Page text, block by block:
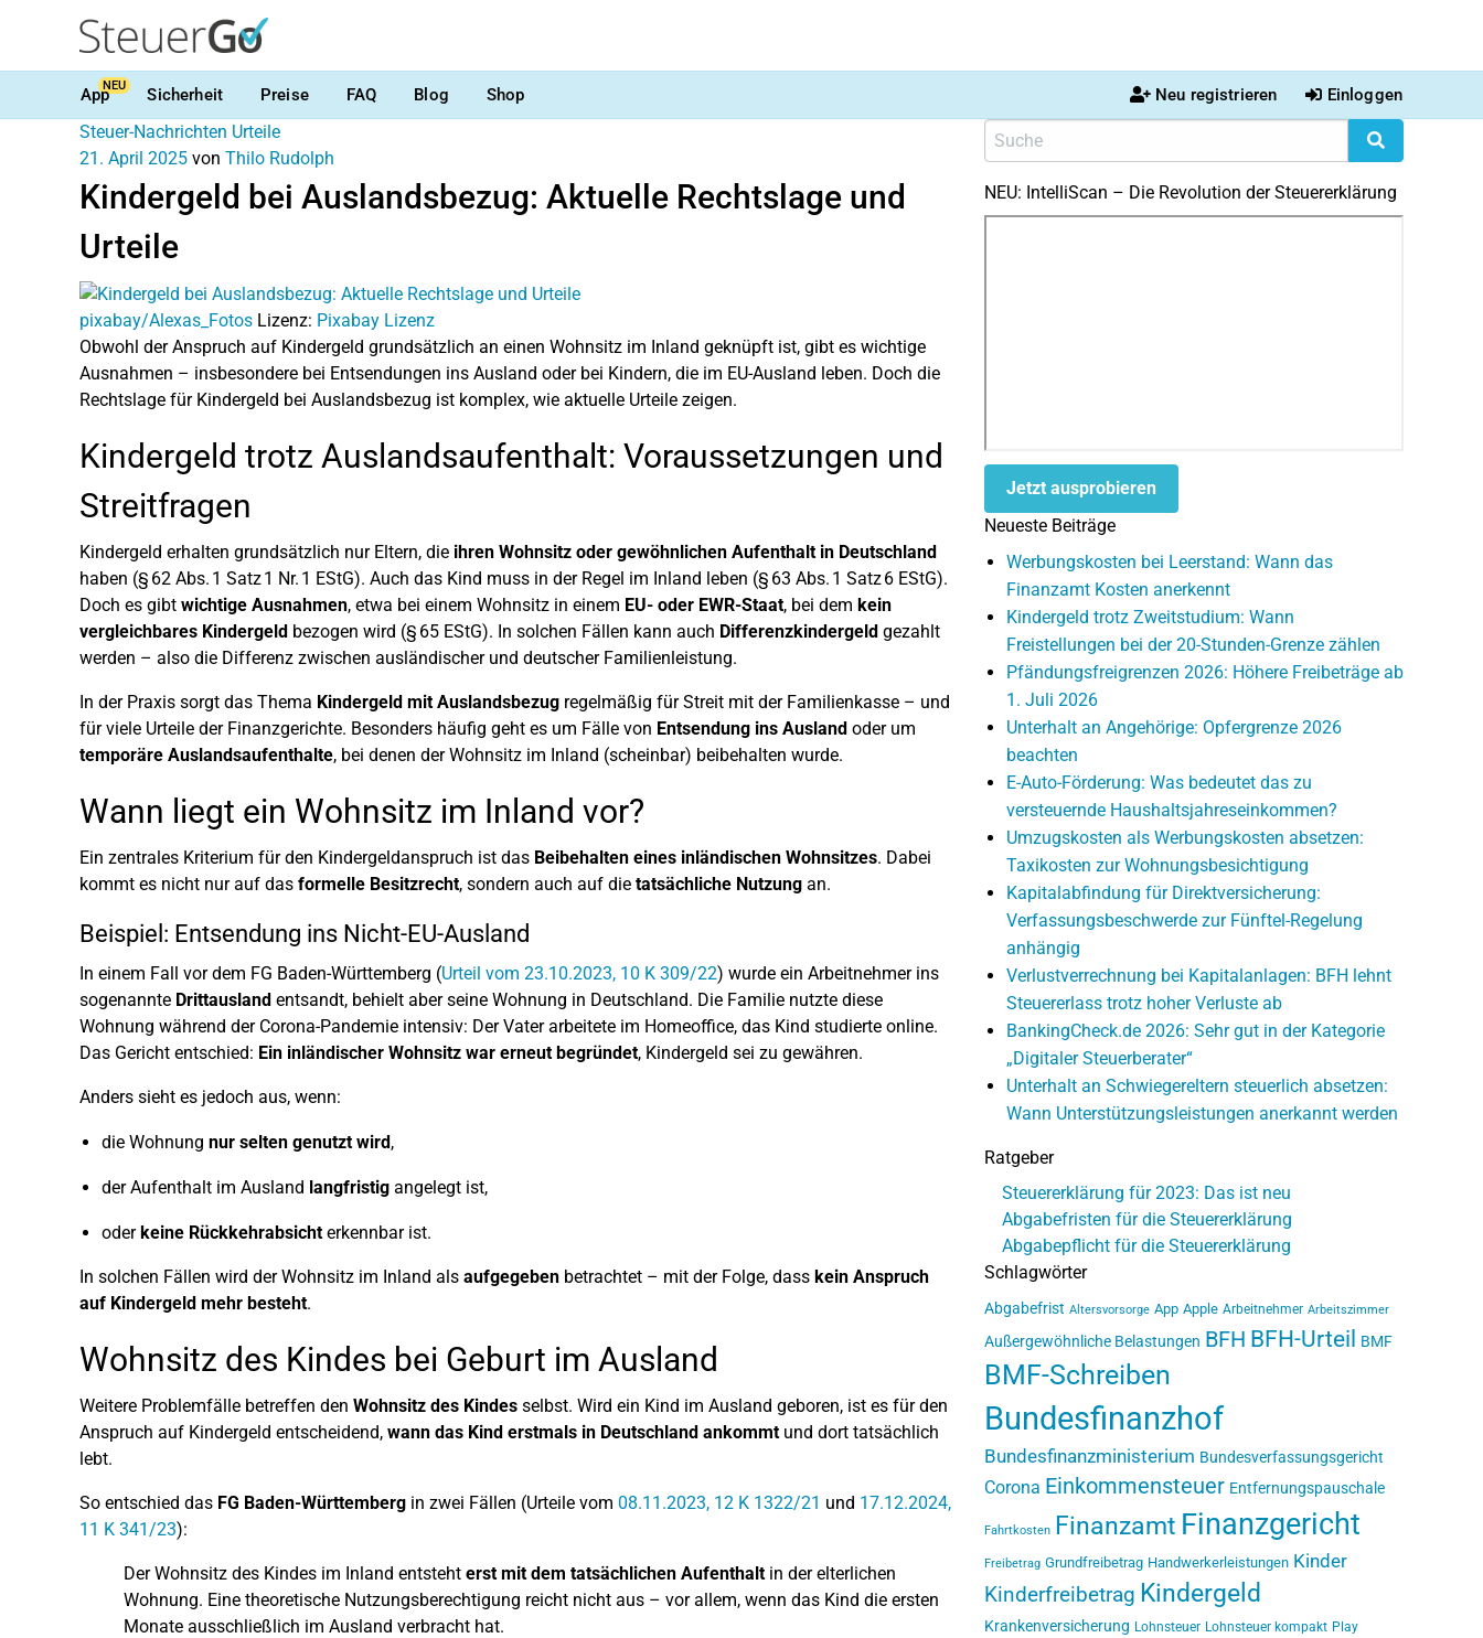
AppNEU Sicherheit Preise FAQ Blog Shop Neu registrieren Einloggen
Steuer-Nachrichten Urteile
21. April 2025 von Thilo Rudolph
Kindergeld bei Auslandsbezug: Aktuelle Rechtslage und
Urteile
pixabay/Alexas_Fotos Lizenz: Pixabay Lizenz
Obwohl der Anspruch auf Kindergeld grundsätzlich an einen Wohnsitz im Inland geknüpft ist, gibt es wichtige
Ausnahmen – insbesondere bei Entsendungen ins Ausland oder bei Kindern, die im EU-Ausland leben. Doch die
Rechtslage für Kindergeld bei Auslandsbezug ist komplex, wie aktuelle Urteile zeigen.
Kindergeld trotz Auslandsaufenthalt: Voraussetzungen und
Streitfragen
Kindergeld erhalten grundsätzlich nur Eltern, die ihren Wohnsitz oder gewöhnlichen Aufenthalt in Deutschland
haben (§ 62 Abs. 1 Satz 1 Nr. 1 EStG). Auch das Kind muss in der Regel im Inland leben (§ 63 Abs. 1 Satz 6 EStG).
Doch es gibt wichtige Ausnahmen, etwa bei einem Wohnsitz in einem EU- oder EWR-Staat, bei dem kein
vergleichbares Kindergeld bezogen wird (§ 65 EStG). In solchen Fällen kann auch Differenzkindergeld gezahlt
werden – also die Differenz zwischen ausländischer und deutscher Familienleistung.
In der Praxis sorgt das Thema Kindergeld mit Auslandsbezug regelmäßig für Streit mit der Familienkasse – und
für viele Urteile der Finanzgerichte. Besonders häufig geht es um Fälle von Entsendung ins Ausland oder um
temporäre Auslandsaufenthalte, bei denen der Wohnsitz im Inland (scheinbar) beibehalten wurde.
Wann liegt ein Wohnsitz im Inland vor?
Ein zentrales Kriterium für den Kindergeldanspruch ist das Beibehalten eines inländischen Wohnsitzes. Dabei
kommt es nicht nur auf das formelle Besitzrecht, sondern auch auf die tatsächliche Nutzung an.
Beispiel: Entsendung ins Nicht-EU-Ausland
In einem Fall vor dem FG Baden-Württemberg (Urteil vom 23.10.2023, 10 K 309/22) wurde ein Arbeitnehmer ins
sogenannte Drittausland entsandt, behielt aber seine Wohnung in Deutschland. Die Familie nutzte diese
Wohnung während der Corona-Pandemie intensiv: Der Vater arbeitete im Homeoffice, das Kind studierte online.
Das Gericht entschied: Ein inländischer Wohnsitz war erneut begründet, Kindergeld sei zu gewähren.
Anders sieht es jedoch aus, wenn:
die Wohnung nur selten genutzt wird,
der Aufenthalt im Ausland langfristig angelegt ist,
oderkeine Rückkehrabsichterkennbar ist.
In solchen Fällen wird der Wohnsitz im Inland als aufgegeben betrachtet – mit der Folge, dass kein Anspruch
auf Kindergeld mehr besteht.
Wohnsitz des Kindes bei Geburt im Ausland
Weitere Problemfälle betreffen den Wohnsitz des Kindes selbst. Wird ein Kind im Ausland geboren, ist es für den
Anspruch auf Kindergeld entscheidend, wann das Kind erstmals in Deutschland ankommtund dort tatsächlich
lebt.
So entschied das FG Baden-Württemberg in zwei Fällen (Urteile vom 08.11.2023, 12 K 1322/21 und 17.12.2024,
11 K 341/23):
Der Wohnsitz des Kindes im Inland entsteht erst mit dem tatsächlichen Aufenthaltin der elterlichen
Wohnung. Eine theoretische Nutzungsberechtigung reicht nicht aus – vor allem, wenn das Kind die ersten
Monate ausschließlich im Ausland verbracht hat.
NEU: IntelliScan – Die Revolution der Steuererklärung
Jetzt ausprobieren
Neueste Beiträge
Werbungskosten bei Leerstand: Wann das
Finanzamt Kosten anerkennt
Kindergeld trotz Zweitstudium: Wann
Freistellungen bei der 20-Stunden-Grenze zählen
Pfändungsfreigrenzen 2026: Höhere Freibeträge ab
1. Juli 2026
Unterhalt an Angehörige: Opfergrenze 2026
beachten
E-Auto-Förderung: Was bedeutet das zu
versteuernde Haushaltsjahreseinkommen?
Umzugskosten als Werbungskosten absetzen:
Taxikosten zur Wohnungsbesichtigung
Kapitalabfindung für Direktversicherung:
Verfassungsbeschwerde zur Fünftel-Regelung
anhängig
Verlustverrechnung bei Kapitalanlagen: BFH lehnt
Steuererlass trotz hoher Verluste ab
BankingCheck.de 2026: Sehr gut in der Kategorie
„Digitaler Steuerberater“
Unterhalt an Schwiegereltern steuerlich absetzen:
Wann Unterstützungsleistungen anerkannt werden
Ratgeber
Steuererklärung für 2023: Das ist neu
Abgabefristen für die Steuererklärung
Abgabepflicht für die Steuererklärung
Schlagwörter
Abgabefrist Altersvorsorge App Apple Arbeitnehmer Arbeitszimmer
Außergewöhnliche Belastungen BFH BFH-Urteil BMF
BMF-Schreiben
Bundesfinanzhof
Bundesfinanzministerium Bundesverfassungsgericht
Corona Einkommensteuer Entfernungspauschale
Fahrtkosten Finanzamt Finanzgericht
Freibetrag Grundfreibetrag Handwerkerleistungen Kinder
Kinderfreibetrag Kindergeld
Krankenversicherung Lohnsteuer Lohnsteuer kompakt Play